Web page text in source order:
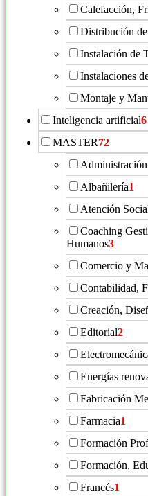
Calefacción,
Distribución
Instalación de
Instalaciones
Montaje y
Inteligencia artificial6
MASTER72
Albañilería1
Atención
Coaching
Humanos3
Comercio y
Contabilidad,
Creación,
Editorial2
Energías
Fabricación
Farmacia1
Formación
Formación,
Francés1